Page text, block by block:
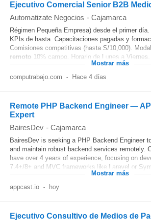
Ejecutivo Comercial Senior B2B
Automatizate Negocios - Cajamarca
Régimen Pequeña Empresa) desde el primer
KPIs de hasta. Capacitaciones pagadas y
Comisiones competitivas (hasta S/10,000).
remoto 10% campo. Horario de Lunes a Viernes.
Mostrar más
computrabajo.com - Hace 4 días
Remote PHP Backend Engineer —
Expert
BairesDev - Cajamarca
BairesDev is seeking a PHP Backend Engineer
and maintain robust backend services remotely.
have over 4 years of experience, focusing on
7.4+/8+ and MVC frameworks like Laravel or
Mostrar más
appcast.io - hoy
Ejecutivo Consultivo de Medios de